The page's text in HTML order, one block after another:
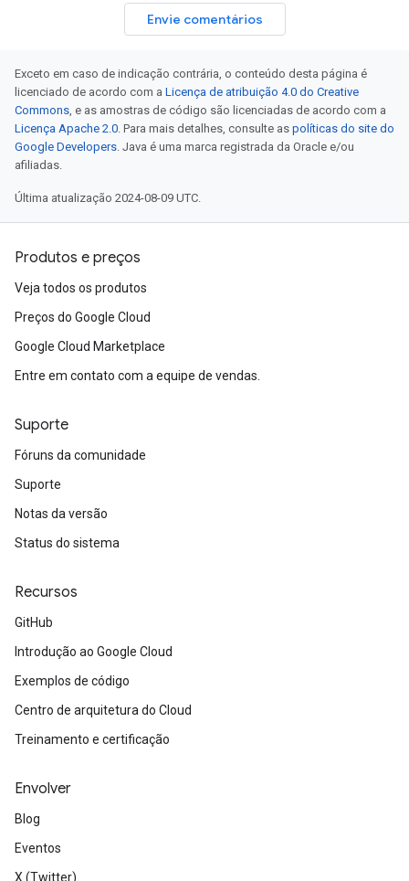
Envie comentários
Exceto em caso de indicação contrária, o conteúdo desta página é
licenciado de acordo com a Licença de atribuição 4.0 do Creative
Commons , e as amostras de código são licenciadas de acordo com a
Licença Apache 2.0 . Para mais detalhes, consulte as políticas do site do
Google Developers . Java é uma marca registrada da Oracle e/ou
afiliadas.
Última atualização 2024-08-09 UTC.
Produtos e preços
Veja todos os produtos
Preços do Google Cloud
Google Cloud Marketplace
Entre em contato com a equipe de vendas.
Suporte
Fóruns da comunidade
Suporte
Notas da versão
Status do sistema
Recursos
GitHub
Introdução ao Google Cloud
Exemplos de código
Centro de arquitetura do Cloud
Treinamento e certificação
Envolver
Blog
Eventos
X (Twitter)